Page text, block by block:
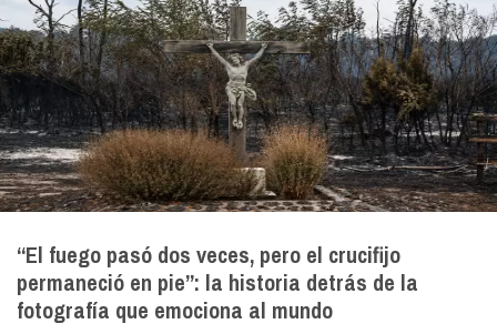
“El fuego pasó dos veces, pero el crucifijo
permaneció en pie”: la historia detrás de la
fotografía que emociona al mundo